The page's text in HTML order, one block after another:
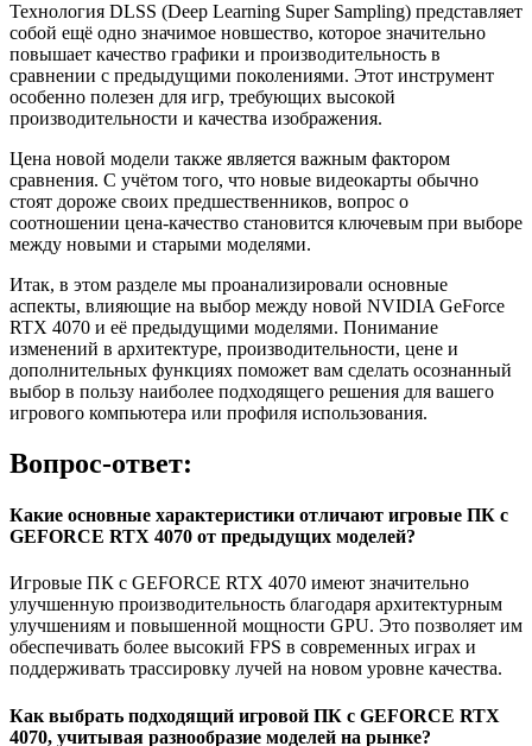
Технология DLSS (Deep Learning Super Sampling) представляет
собой ещё одно значимое новшество, которое значительно
повышает качество графики и производительность в
сравнении с предыдущими поколениями. Этот инструмент
особенно полезен для игр, требующих высокой
производительности и качества изображения.
Цена новой модели также является важным фактором
сравнения. С учётом того, что новые видеокарты обычно
стоят дороже своих предшественников, вопрос о
соотношении цена-качество становится ключевым при выборе
между новыми и старыми моделями.
Итак, в этом разделе мы проанализировали основные
аспекты, влияющие на выбор между новой NVIDIA GeForce
RTX 4070 и её предыдущими моделями. Понимание
изменений в архитектуре, производительности, цене и
дополнительных функциях поможет вам сделать осознанный
выбор в пользу наиболее подходящего решения для вашего
игрового компьютера или профиля использования.
Вопрос-ответ:
Какие основные характеристики отличают игровые ПК с
GEFORCE RTX 4070 от предыдущих моделей?
Игровые ПК с GEFORCE RTX 4070 имеют значительно
улучшенную производительность благодаря архитектурным
улучшениям и повышенной мощности GPU. Это позволяет им
обеспечивать более высокий FPS в современных играх и
поддерживать трассировку лучей на новом уровне качества.
Как выбрать подходящий игровой ПК с GEFORCE RTX
4070, учитывая разнообразие моделей на рынке?